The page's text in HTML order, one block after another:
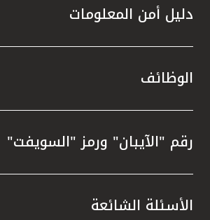
دليل أمن المعلومات
الوظائف
رقم "الآيبان" ورمز "السويفت"
الأسئلة الشائعة